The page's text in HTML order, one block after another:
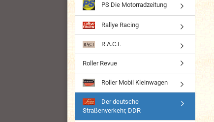
PS Die Motorradzeitung
Rallye Racing
R.A.C.I.
Roller Revue
Roller Mobil Kleinwagen
Der deutsche
Straßenverkehr, DDR